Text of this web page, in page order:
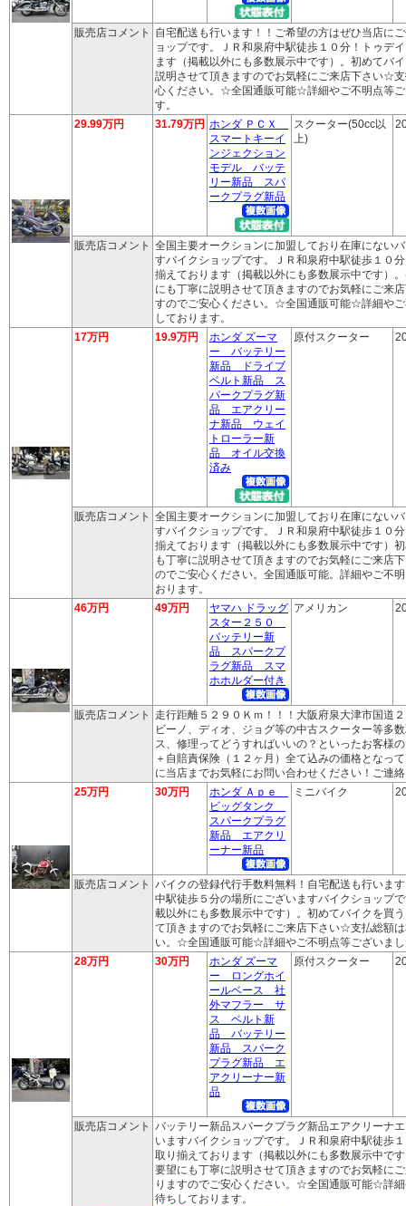
販売店コメント
自宅配送も行います！！ご希望の方はぜひ当店に
ョップです。ＪＲ和泉府中駅徒歩１０分！トゥデ
ます（掲載以外にも多数展示中です）。初めてバ
説明させて頂きますのでお気軽にご来店下さい☆
心ください。☆全国通販可能☆詳細やご不明点等
す。
29.99万円
31.79万円 ホンダ ＰＣＸ
スマートキーイ
ンジェクション
モデル バッテ
リー新品 スパ
ークプラグ新品
スクーター(50cc以
上)
販売店コメント 全国主要オークションに加盟しており在庫にない
すバイクショップです。ＪＲ和泉府中駅徒歩１０
揃えております（掲載以外にも多数展示中です）
にも丁寧に説明させて頂きますのでお気軽にご来
すのでご安心ください。☆全国通販可能☆詳細や
しております。
17万円
19.9万円
ホンダ ズーマ
ー バッテリー
新品 ドライブ
ベルト新品 ス
パークプラグ新
品 エアクリー
ナ新品 ウェイ
トローラー新
品 オイル交換
済み
原付スクーター
販売店コメント 全国主要オークションに加盟しており在庫にない
すバイクショップです。ＪＲ和泉府中駅徒歩１０
揃えております（掲載以外にも多数展示中です）
も丁寧に説明させて頂きますのでお気軽にご来店
のでご安心ください。全国通販可能。詳細やご不
おります。
46万円
49万円
ヤマハ ドラッグ
スター２５０
バッテリー新
品 スパークプ
ラグ新品 スマ
ホホルダー付き
アメリカン
販売店コメント
走行距離５２９０Ｋｍ！！！大阪府泉大津市国道
ビーノ、ディオ、ジョグ等の中古スクーター等多
ス、修理ってどうすればいいの？といったお客様
＋自賠責保険（１２ヶ月）全て込みの価格とな
に当店までお気軽にお問い合わせください！ご連
25万円
30万円
ホンダ Ａｐｅ
ビッグタンク
スパークプラグ
新品 エアクリ
ーナー新品
ミニバイク
販売店コメント バイクの登録代行手数料無料！自宅配送も行いま
中駅徒歩５分の場所にございますバイクショップ
載以外にも多数展示中です）。初めてバイクを買
て頂きますのでお気軽にご来店下さい☆支払総額
い。☆全国通販可能☆詳細やご不明点等ございま
28万円
30万円
ホンダ ズーマ
ー ロングホイ
ールベース 社
外マフラー サ
ス ベルト新
品 バッテリー
新品 スパーク
プラグ新品 エ
アクリーナー新
品
原付スクーター
販売店コメント バッテリー新品スパークプラグ新品エアクリーナ
いますバイクショップです。ＪＲ和泉府中駅徒歩
取り揃えております（掲載以外にも多数展示中で
要望にも丁寧に説明させて頂きますのでお気軽に
りますのでご安心ください。☆全国通販可能☆詳
待ちしております。